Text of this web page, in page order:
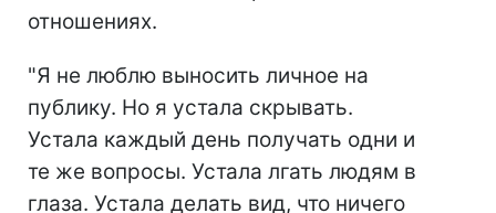
отношениях.
"Я не люблю выносить личное на
публику. Но я устала скрывать.
Устала каждый день получать одни и
те же вопросы. Устала лгать людям в
глаза. Устала делать вид, что ничего